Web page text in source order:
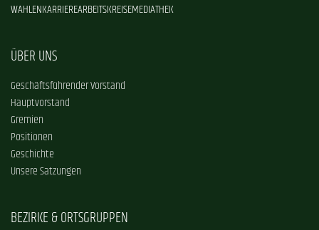
WAHLENKARRIEREARBEITSKREISEMEDIATHEK
ÜBER UNS
Geschäftsführender Vorstand
Hauptvorstand
Gremien
Positionen
Geschichte
Unsere Satzungen
BEZIRKE & ORTSGRUPPEN